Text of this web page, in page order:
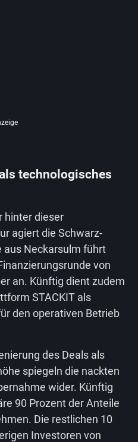
technologisches
hinter dieser
agiert die Schwarz-
aus Neckarsulm führt
von
an. Künftig dient zudem
STACKIT als
den operativen Betrieb
des Deals als
spiegeln die nackten
wider. Künftig
90 Prozent der Anteile
Die restlichen 10
Investoren von